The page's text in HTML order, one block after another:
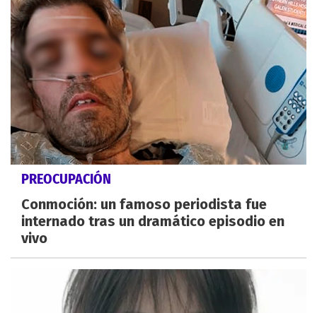
PREOCUPACIÓN
Conmoción: un famoso periodista fue
internado tras un dramático episodio en
vivo